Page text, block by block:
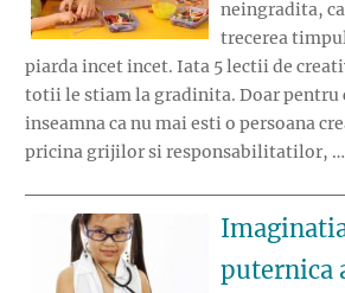
neingradita,
trecerea
piarda incet incet. Iata 5 lectii de
totii le stiam la gradinita. Doar pentru
inseamna ca nu mai esti o persoana
pricina grijilor si responsabilitatilor, …
puternica